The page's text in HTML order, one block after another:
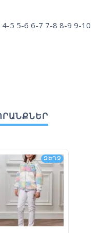
5 5-6 6-7 7-8 8-9 9-10
ԶԵՂՉ